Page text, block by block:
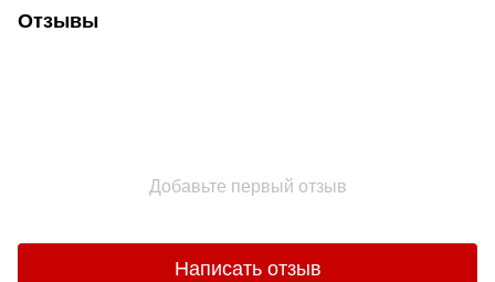
Отзывы
Добавьте первый отзыв
Написать отзыв